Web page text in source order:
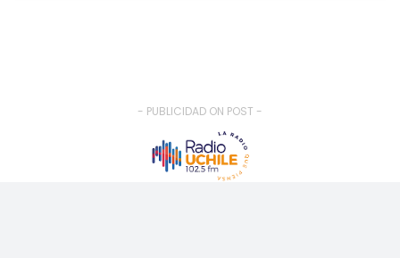
- PUBLICIDAD ON POST -